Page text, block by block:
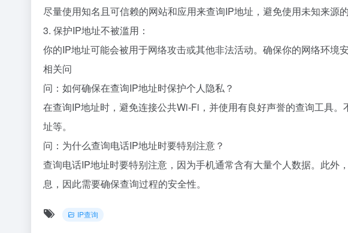
尽量使用知名且可信赖的网站和应用来查询IP地址，避免使用未知来源
3. 保护IP地址不被滥用：
你的IP地址可能会被用于网络攻击或其他非法活动。确保你的网络环境
相关问
问：如何确保在查询IP地址时保护个人隐私？
在查询IP地址时，避免连接公共Wi-Fi，并使用有良好声誉的查询工具
址等。
问：为什么查询电话IP地址时要特别注意？
查询电话IP地址时要特别注意，因为手机通常含有大量个人数据。此外
息，因此需要确保查询过程的安全性。
IP查询